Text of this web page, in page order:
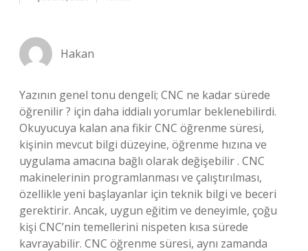
Hakan
Yazının genel tonu dengeli; CNC ne kadar sürede
öğrenilir ? için daha iddialı yorumlar beklenebilirdi.
Okuyucuya kalan ana fikir CNC öğrenme süresi,
kişinin mevcut bilgi düzeyine, öğrenme hızına ve
uygulama amacına bağlı olarak değişebilir . CNC
makinelerinin programlanması ve çalıştırılması,
özellikle yeni başlayanlar için teknik bilgi ve beceri
gerektirir. Ancak, uygun eğitim ve deneyimle, çoğu
kişi CNC’nin temellerini nispeten kısa sürede
kavrayabilir. CNC öğrenme süresi, aynı zamanda